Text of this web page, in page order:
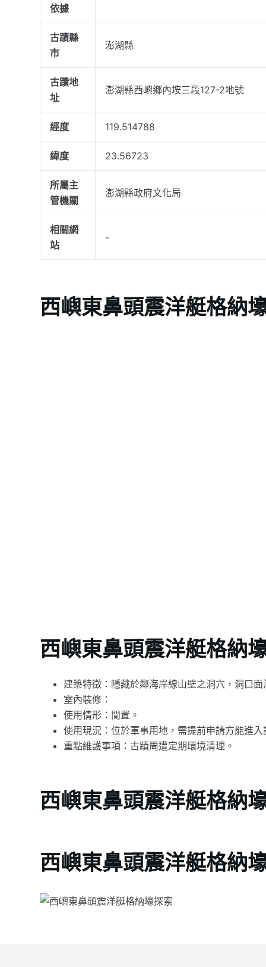
依據
古蹟縣
市
澎湖縣
古蹟地
址
澎湖縣西嶼鄉內垵三段127-2地號
經度 119.514788
緯度 23.56723
所屬主
管機關
澎湖縣政府文化局
相關網
站
-
西嶼東鼻頭震洋艇格納
西嶼東鼻頭震洋艇格納
建築特徵：隱藏於鄰海岸線山壁之洞穴，洞口面
室內裝修：
使用情形：閒置。
使用現況：位於軍事用地，需提前申請方能進入
重點維護事項：古蹟周遭定期環境清理。
西嶼東鼻頭震洋艇格納
西嶼東鼻頭震洋艇格納